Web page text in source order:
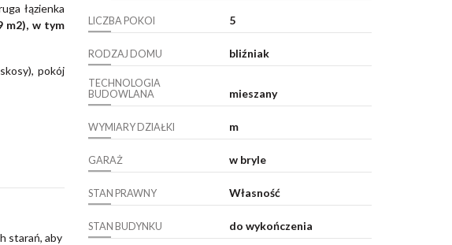
łązienka
m2), w tym
pokój
starań, aby
LICZBA POKOI 5
RODZAJ DOMU bliźniak
TECHNOLOGIA
BUDOWLANA
mieszany
WYMIARY DZIAŁKI m
GARAŻ w bryle
STAN PRAWNY Własność
STAN BUDYNKU do wykończenia